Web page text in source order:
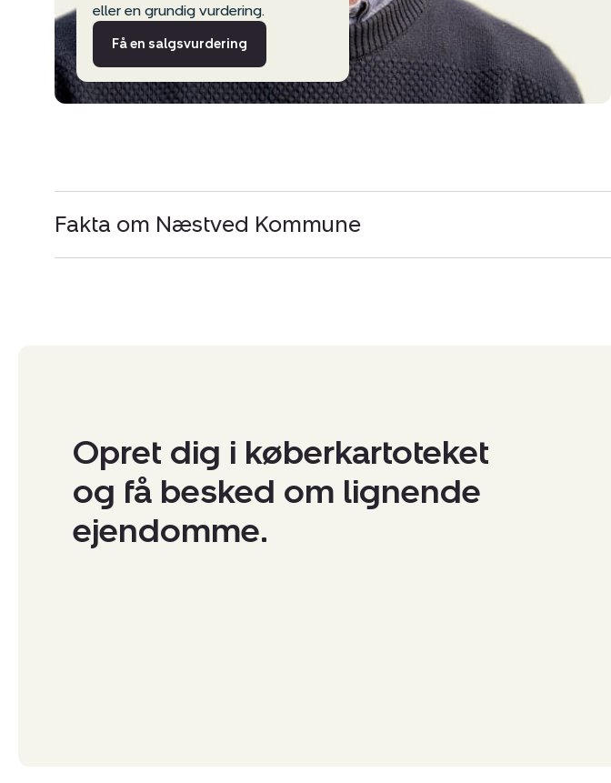
eller en grundig vurdering.
Få en salgsvurdering
Fakta om Næstved Kommune
Opret dig i køberkartoteket
og få besked om lignende
ejendomme.